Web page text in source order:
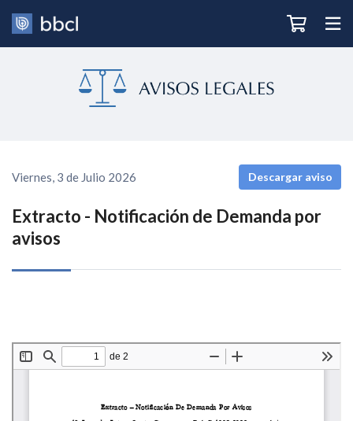
Viernes, 3 de Julio 2026 Descargar aviso
Extracto - Notificación de Demanda por
avisos